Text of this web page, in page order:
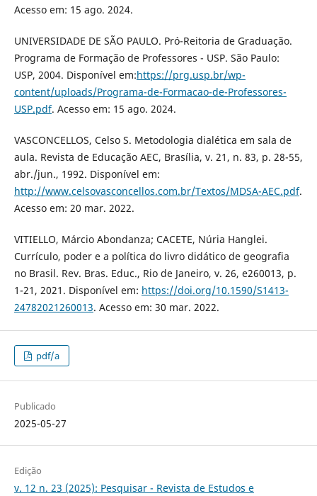
Acesso em: 15 ago. 2024.
UNIVERSIDADE DE SÃO PAULO. Pró-Reitoria de Graduação.
Programa de Formação de Professores - USP. São Paulo:
USP, 2004. Disponível em:https://prg.usp.br/wp-
content/uploads/Programa-de-Formacao-de-Professores-
USP.pdf. Acesso em: 15 ago. 2024.
VASCONCELLOS, Celso S. Metodologia dialética em sala de
aula. Revista de Educação AEC, Brasília, v. 21, n. 83, p. 28-55,
abr./jun., 1992. Disponível em:
http://www.celsovasconcellos.com.br/Textos/MDSA-AEC.pdf.
Acesso em: 20 mar. 2022.
VITIELLO, Márcio Abondanza; CACETE, Núria Hanglei.
Currículo, poder e a política do livro didático de geografia
no Brasil. Rev. Bras. Educ., Rio de Janeiro, v. 26, e260013, p.
1-21, 2021. Disponível em: https://doi.org/10.1590/S1413-
24782021260013. Acesso em: 30 mar. 2022.
pdf/a
Publicado
2025-05-27
Edição
v. 12 n. 23 (2025): Pesquisar - Revista de Estudos e